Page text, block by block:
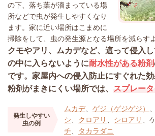
の下、落ち葉が溜まっている場
所などで虫が発生しやすくなり
ます。家に近い場所はこまめに
掃除をして、虫の発生源となる場所を減らす
クモやアリ、ムカデなど、這って侵入
の中に入らないように耐水性がある粉剤
です。家屋内への侵入防止にすぐれた効
粉剤がまきにくい場所では、
スプレー
発生しやすい
虫の例
ムカデ、 ゲジ（ゲジゲジ）
シ
クロアリ シロアリ 、
チ
タカラダニ